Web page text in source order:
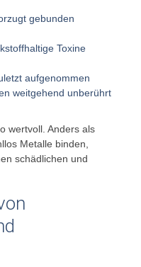
gebunden
Toxine
aufgenommen
weitgehend unberührt
wertvoll. Anders als
Metalle binden,
schädlichen und